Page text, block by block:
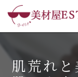
肌荒れ